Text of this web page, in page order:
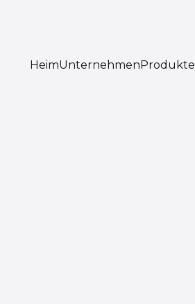
HeimUnternehmenProdukte